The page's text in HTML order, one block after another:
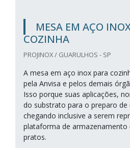
MESA EM AÇO
COZINHA
PROJINOX / GUARULHOS - SP
A mesa em aço inox para
pela Anvisa e pelos demais
Isso porque suas aplicações,
do substrato para o preparo
chegando inclusive a serem
plataforma de armazenamento
pratos.